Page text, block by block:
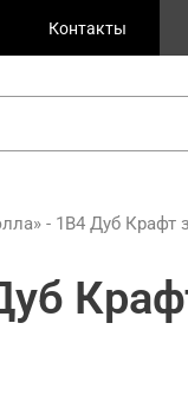
Контакты
- 1В4 Дуб Крафт